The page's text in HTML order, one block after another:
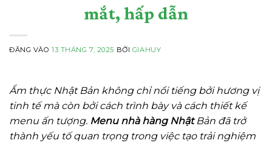
mắt, hấp dẫn
ĐĂNG VÀO13 THÁNG 7, 2025 BỞI GIAHUY
Ẩm thực Nhật Bản không chỉ nổi tiếng bởi hương vị
tinh tế mà còn bởi cách trình bày và cách thiết kế
menu ấn tượng. Menu nhà hàng Nhật Bản đã trở
thành yếu tố quan trọng trong việc tạo trải nghiệm